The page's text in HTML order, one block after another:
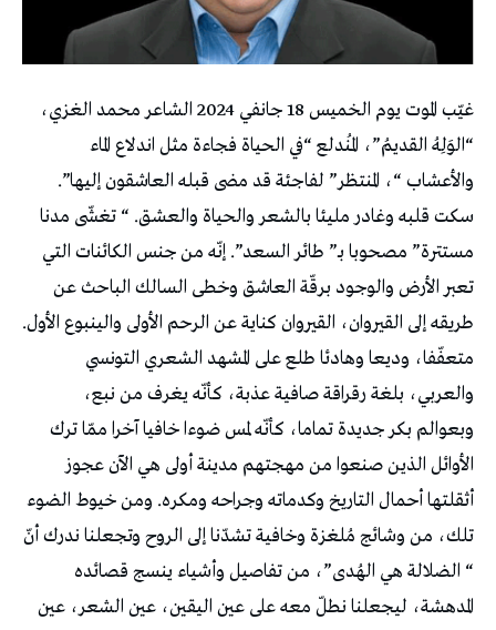
غيّب الموت يوم الخميس 18 جانفي 2024 الشاعر محمد الغزي،
“الوَلِهُ القديمُ”، المُندلع “في الحياة فجاءة مثل اندلاع الماء
والأعشاب “، المنتظر” لفاجئة قد مضى قبله العاشقون إليها”.
سكت قلبه وغادر مليئا بالشعر والحياة والعشق. “ تغشّى مدنا
مستترة” مصحوبا بـ” طائر السعد”. إنّه من جنس الكائنات التي
تعبر الأرض والوجود برقّة العاشق وخطى السالك الباحث عن
طريقه إلى القيروان، القيروان كناية عن الرحم الأولى والينبوع الأول.
متعفّفا، وديعا وهادئا طلع على المشهد الشعري التونسي
والعربي، بلغة رقراقة صافية عذبة، كأنّه يغرف من نبع،
وبعوالم بكر جديدة تماما، كأنّه لمس ضوءا خافيا آخرا ممّا ترك
الأوائل الذين صنعوا من مهجتهم مدينة أولى هي الآن عجوز
أثقلتها أحمال التاريخ وكدماته وجراحه ومكره. ومن خيوط الضوء
تلك، من وشائج مُلغزة وخافية تشدّنا إلى الروح وتجعلنا ندرك أنّ
“ الضلالة هي الهُدى”، من تفاصيل وأشياء ينسج قصائده
المدهشة، ليجعلنا نطلّ معه على عين اليقين، عين الشعر، عين